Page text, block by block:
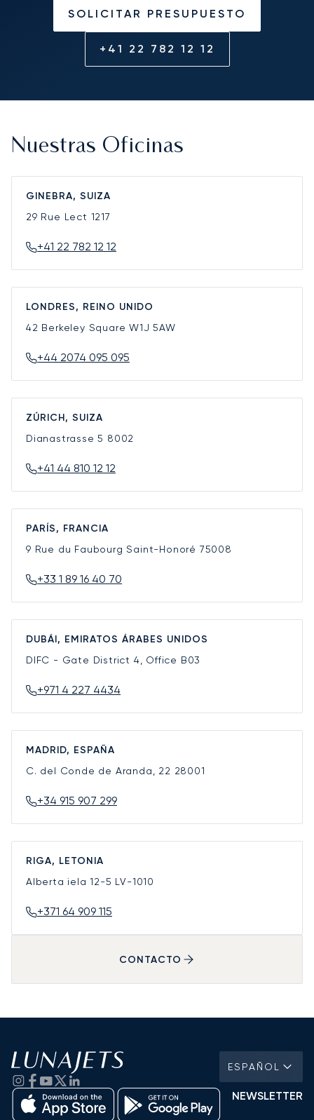
SOLICITAR PRESUPUESTO
+41 22 782 12 12
Nuestras Oficinas
GINEBRA, SUIZA
29 Rue Lect 1217
+41 22 782 12 12
LONDRES, REINO UNIDO
42 Berkeley SquareW1J 5AW
+44 2074 095 095
ZÚRICH, SUIZA
Dianastrasse 5 8002
+41 44 810 12 12
PARÍS, FRANCIA
9 Rue du Faubourg Saint-Honoré 75008
+33 1 89 16 40 70
DUBÁI, EMIRATOS ÁRABES UNIDOS
DIFC - Gate District 4, Office B03
+971 4 227 4434
MADRID, ESPAÑA
C. del Conde de Aranda, 22 28001
+34 915 907 299
RIGA, LETONIA
Alberta iela 12-5 LV-1010
+371 64 909 115
CONTACTO
ESPAÑOL
NEWSLETTER